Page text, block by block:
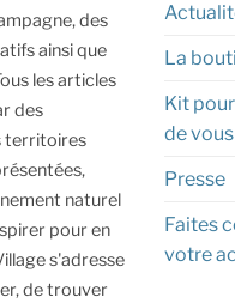
des
ainsi que
les articles
des
territoires
naturel
pour en
s'adresse
de trouver
La
Kit
de vous
Presse
Faites
votre